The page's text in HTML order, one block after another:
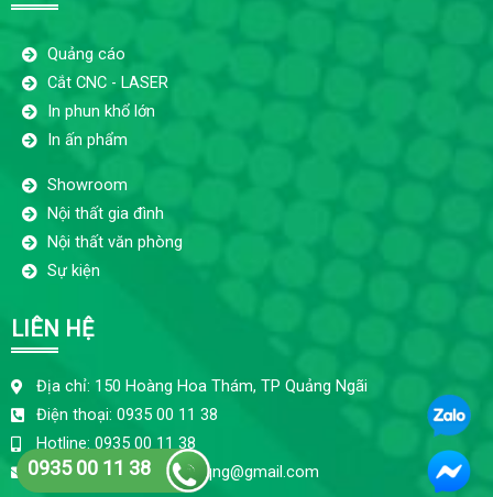
Quảng cáo
Cắt CNC - LASER
In phun khổ lớn
In ấn phẩm
Showroom
Nội thất gia đình
Nội thất văn phòng
Sự kiện
LIÊN HỆ
Địa chỉ: 150 Hoàng Hoa Thám, TP Quảng Ngãi
Điện thoại: 0935 00 11 38
Hotline: 0935 00 11 38
ctyquangcaobaokhang.qng@gmail.com
0935 00 11 38